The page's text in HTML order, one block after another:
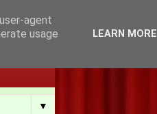
▼
agent
usage
LEARN MORE